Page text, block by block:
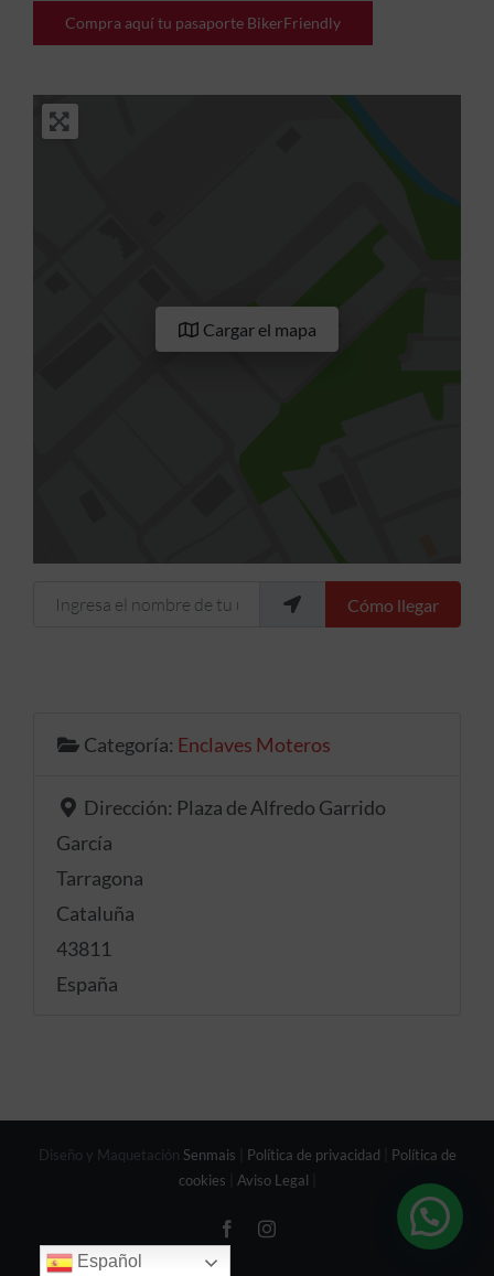
Compra aquí tu pasaporte BikerFriendly
Cargar el mapa
Ingresa el nombre de tu ubicación Cómo llegar
Categoría: Enclaves Moteros
Dirección: Plaza de Alfredo Garrido
García
Tarragona
Cataluña
43811
España
Diseño y Maquetación Senmais Política de privacidad
Política de
cookies
Aviso Legal
FacebookInstagram
Español